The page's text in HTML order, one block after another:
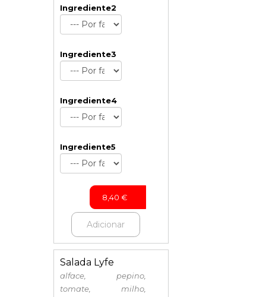
Ingrediente2
Ingrediente3
Ingrediente4
Ingrediente5
8,40 €
Adicionar
Salada Lyfe
alface, pepino,
tomate, milho,